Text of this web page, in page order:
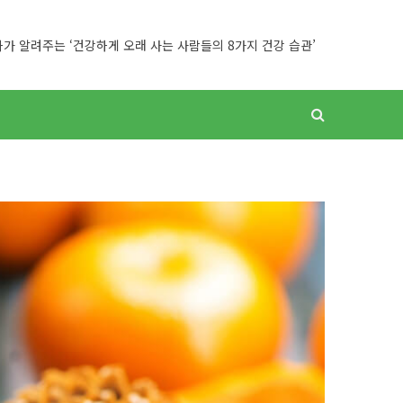
TRENDING 멸치만큼 칼슘이 풍부한 채소 7가지